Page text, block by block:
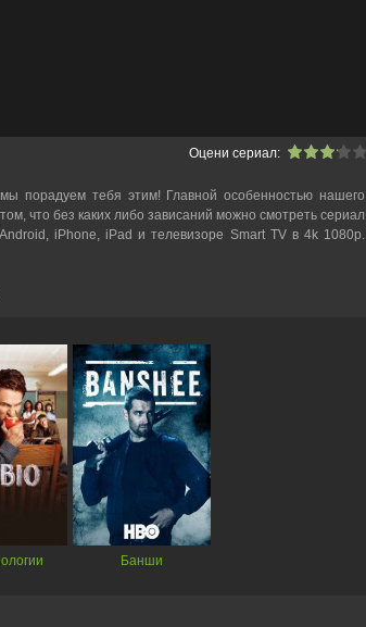
Оцени сериал:
порадуем тебя этим! Главной особенностью нашего
что без каких либо зависаний можно смотреть cериал
iPhone, iPad и телевизоре Smart TV в 4k 1080p.
Банши